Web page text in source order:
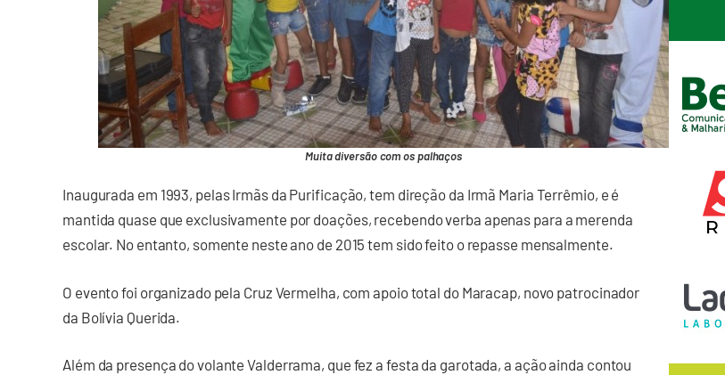
Muita diversão com os palhaços
Inaugurada em 1993, pelas Irmãs da Purificação, tem direção da Irmã Maria Terrêmio, e é
mantida quase que exclusivamente por doações, recebendo verba apenas para a merenda
escolar. No entanto, somente neste ano de 2015 tem sido feito o repasse mensalmente.
O evento foi organizado pela Cruz Vermelha, com apoio total do Maracap, novo patrocinador
da Bolívia Querida.
Além da presença do volante Valderrama, que fez a festa da garotada, a ação ainda contou